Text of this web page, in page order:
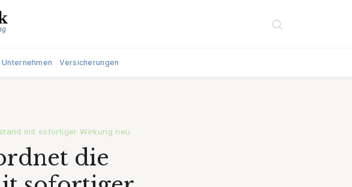
Unternehmen Versicherungen
mit sofortiger Wirkung neu
die